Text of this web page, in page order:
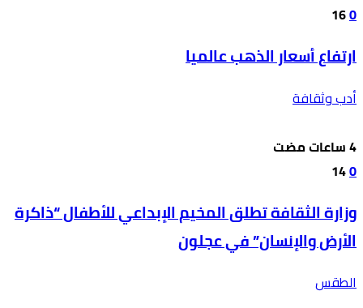
0
16
ارتفاع أسعار الذهب عالميا
أدب وثقافة
0
14
وزارة الثقافة تطلق المخيم الإبداعي للأطفال “ذاكرة
الأرض والإنسان” في عجلون
الطقس